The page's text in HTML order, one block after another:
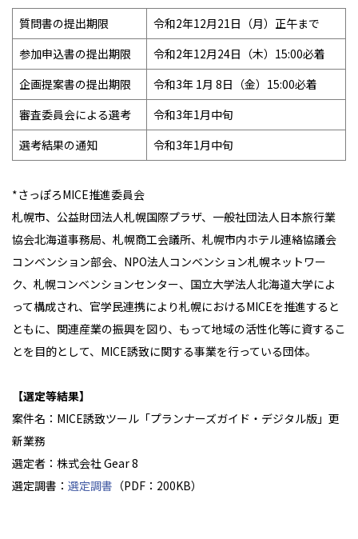
質問書の提出期限
令和2年12月21日（月）正午まで
参加申込書の提出期限
令和2年12月24日（木）15:00必着
企画提案書の提出期限
令和3年 1月 8日（金）15:00必着
審査委員会による選考
令和3年1月中旬
選考結果の通知
令和3年1月中旬
*さっぽろMICE推進委員会
札幌市、公益財団法人札幌国際プラザ、一般社団法人日本旅行業
協会北海道事務局、札幌商工会議所、札幌市内ホテル連絡協議会
コンベンション部会、NPO法人コンベンション札幌ネットワー
ク、札幌コンベンションセンター、国立大学法人北海道大学によ
って構成され、官学民連携により札幌におけるMICEを推進すると
ともに、関連産業の振興を図り、もって地域の活性化等に資するこ
とを目的として、MICE誘致に関する事業を行っている団体。
【選定等結果】
案件名：MICE誘致ツール「プランナーズガイド・デジタル版」更
新業務
選定者：株式会社 Gear 8
選定調書： 選定調書 （PDF：200KB）